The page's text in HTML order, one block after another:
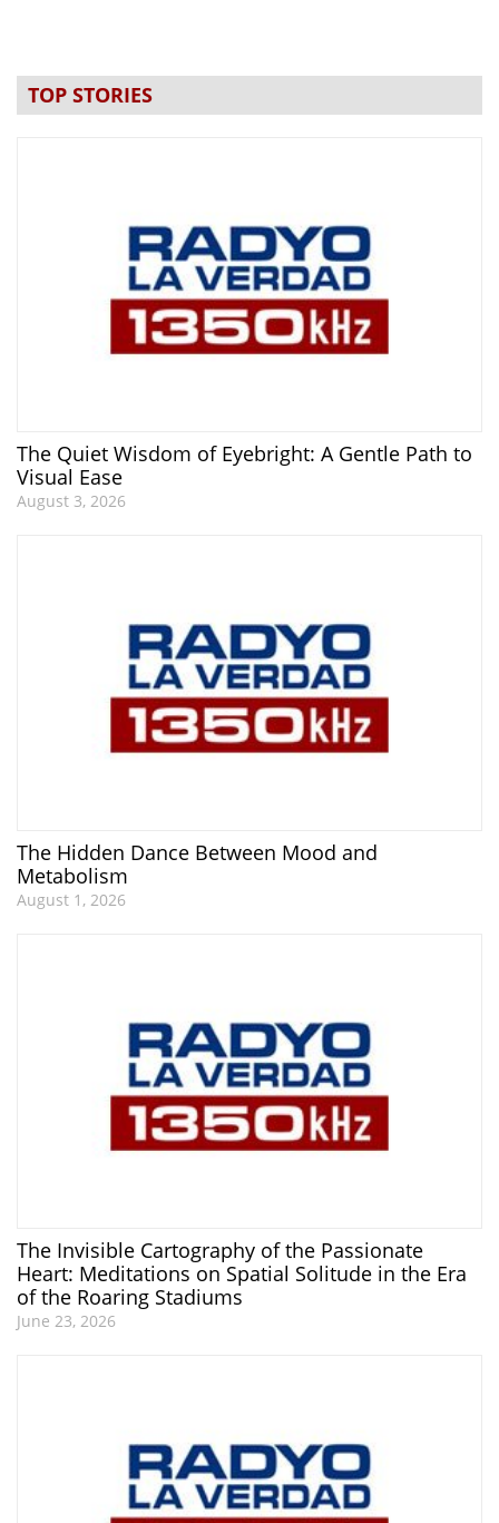
TOP STORIES
The Quiet Wisdom of Eyebright: A Gentle Path to
Visual Ease
August 3, 2026
The Hidden Dance Between Mood and
Metabolism
August 1, 2026
The Invisible Cartography of the Passionate
Heart: Meditations on Spatial Solitude in the Era
of the Roaring Stadiums
June 23, 2026